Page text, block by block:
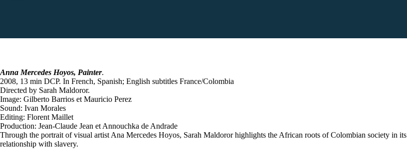
Anna Mercedes Hoyos, Painter.
2008, 13 min DCP. In French, Spanish; English subtitles France/Colombia
Directed by Sarah Maldoror.
Image: Gilberto Barrios et Mauricio Perez
Sound: Ivan Morales
Editing: Florent Maillet
Production: Jean-Claude Jean et Annouchka de Andrade
Through the portrait of visual artist Ana Mercedes Hoyos, Sarah Maldoror highlights the African roots of Colombian society in its
relationship with slavery.